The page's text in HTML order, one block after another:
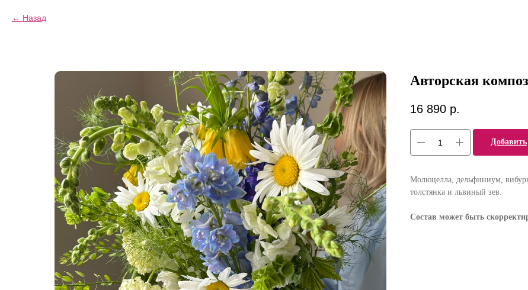
Назад
Авторская
16 890 р.
Добавить
Молюцелла, дельфиниум,
толстянка и львиный зев.
Состав может быть